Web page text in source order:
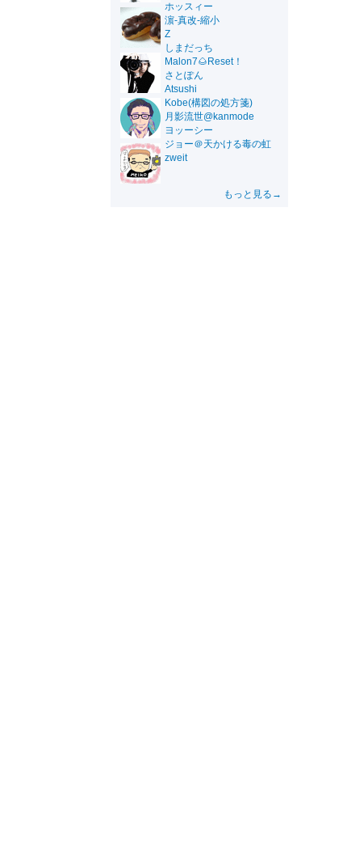
ホッスィー
濵-真改-縮小
Z
しまだっち
Malon7🌰Reset！
さとぽん
Atsushi
Kobe(構図の処方箋)
月影流世@kanmode
ヨッーシー
ジョー＠天かける毒の虹
zweit
もっと見る→